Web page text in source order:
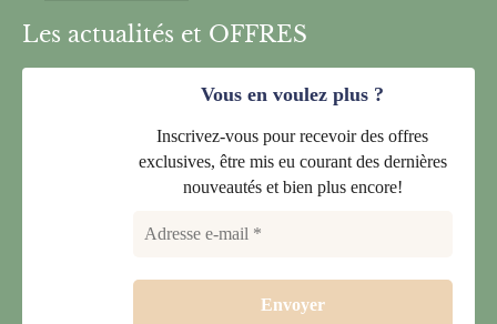
Les actualités et OFFRES
Vous en voulez plus ?
Inscrivez-vous pour recevoir des offres
exclusives, être mis eu courant des dernières
nouveautés et bien plus encore!